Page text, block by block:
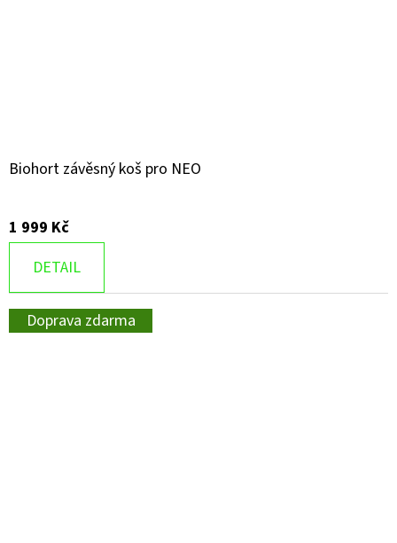
Biohort závěsný koš pro NEO
1 999 Kč
DETAIL
Doprava zdarma